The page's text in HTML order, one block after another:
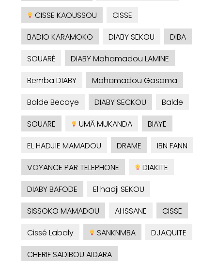
CISSE KAOUSSOU
CISSE
BADIO KARAMOKO
DIABY SEKOU
DIBA
SOUARÉ
DIABY Mahamadou LAMINE
Bemba DIABY
Mohamadou Gasama
Balde Becaye
DIABY SECKOU
Balde
SOUARE
UMÂ MUKANDA
BIAYE
EL HADJIE MAMADOU
DRAME
IBN FANN
VOYANCE PAR TELEPHONE
DIAKITE
DIABY BAFODE
El hadji SEKOU
SISSOKO MAMADOU
AHSSANE
CISSE
Cissé Labaly
SANKNMBA
DJAQUITE
CHERIF SADIBOU AIDARA